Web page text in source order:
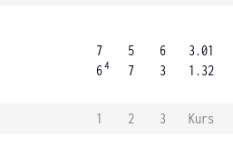
7
64
5
7
6
3
3.01
1.32
1 2 3
Kurs